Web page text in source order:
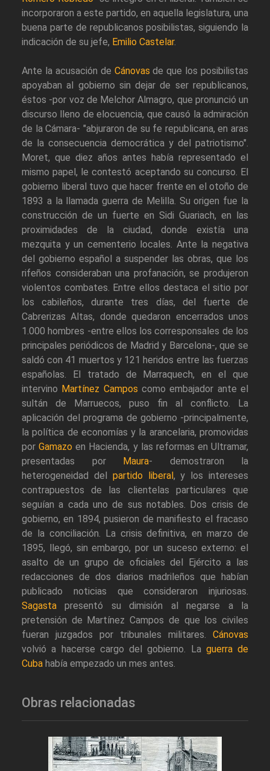
incorporaron a este partido, en aquella legislatura, una
buena parte de republicanos posibilistas, siguiendo la
indicación de su jefe, Emilio Castelar.
Ante la acusación de Cánovas de que los posibilistas
apoyaban al gobierno sin dejar de ser republicanos,
éstos -por voz de Melchor Almagro, que pronunció un
discurso lleno de elocuencia, que causó la admiración
de la Cámara- "abjuraron de su fe republicana, en aras
de la consecuencia democrática y del patriotismo".
Moret, que diez años antes había representado el
mismo papel, le contestó aceptando su concurso. El
gobierno liberal tuvo que hacer frente en el otoño de
1893 a la llamada guerra de Melilla. Su origen fue la
construcción de un fuerte en Sidi Guariach, en las
proximidades de la ciudad, donde existía una
mezquita y un cementerio locales. Ante la negativa
del gobierno español a suspender las obras, que los
rifeños consideraban una profanación, se produjeron
violentos combates. Entre ellos destaca el sitio por
los cabileños, durante tres días, del fuerte de
Cabrerizas Altas, donde quedaron encerrados unos
1.000 hombres -entre ellos los corresponsales de los
principales periódicos de Madrid y Barcelona-, que se
saldó con 41 muertos y 121 heridos entre las fuerzas
españolas. El tratado de Marraquech, en el que
intervino Martínez Campos como embajador ante el
sultán de Marruecos, puso fin al conflicto. La
aplicación del programa de gobierno -principalmente,
la política de economías y la arancelaria, promovidas
porGamazo en Hacienda, y las reformas en Ultramar,
presentadas por
Maura- demostraron la
heterogeneidad del partido liberal , y los intereses
contrapuestos de las clientelas particulares que
seguían a cada uno de sus notables. Dos crisis de
gobierno, en 1894, pusieron de manifiesto el fracaso
de la conciliación. La crisis definitiva, en marzo de
1895, llegó, sin embargo, por un suceso externo: el
asalto de un grupo de oficiales del Ejército a las
redacciones de dos diarios madrileños que habían
publicado noticias que consideraron injuriosas.
Sagasta presentó su dimisión al negarse a la
pretensión de Martínez Campos de que los civiles
fueran juzgados por tribunales militares. Cánovas
volvió a hacerse cargo del gobierno. La guerra de
Cuba había empezado un mes antes.
Obras relacionadas